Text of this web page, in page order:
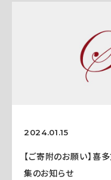
2024.01.15
【ご寄附のお願い】喜
集のお知らせ